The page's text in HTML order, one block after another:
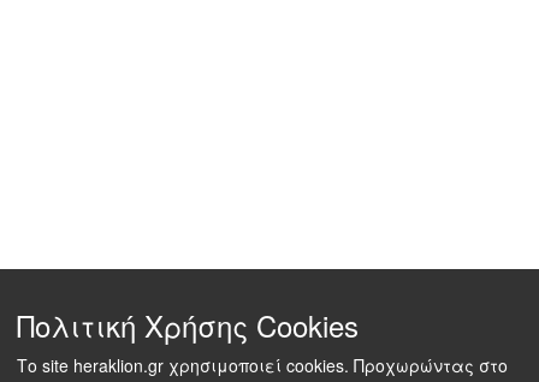
Πολιτική Χρήσης Cookies
Το site heraklion.gr χρησιμοποιεί cookies. Προχωρώντας στο